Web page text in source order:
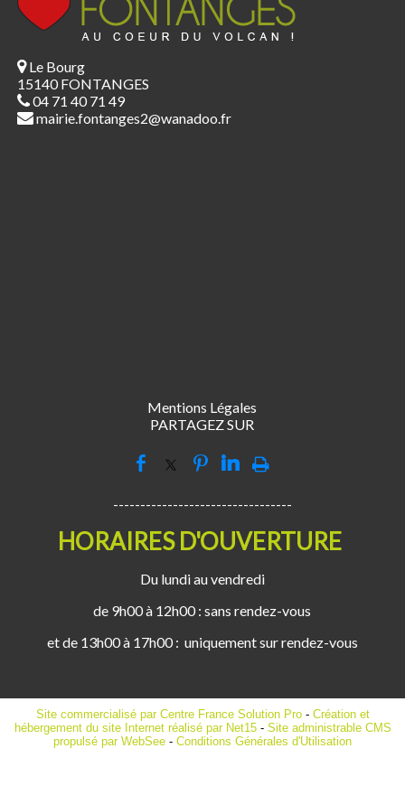
Le Bourg
15140 FONTANGES
04 71 40 71 49
mairie.fontanges2@wanadoo.fr
Mentions Légales
PARTAGEZ SUR
---------------------------------
HORAIRES D'OUVERTURE
Du lundi au vendredi
de 9h00 à 12h00 : sans rendez-vous
et de 13h00 à 17h00 : uniquement sur rendez-vous
Site commercialisé par Centre France Solution Pro- Création et
hébergement du site Internet réalisé par Net15- Site administrable CMS
propulsé par WebSee - Conditions Générales d'Utilisation